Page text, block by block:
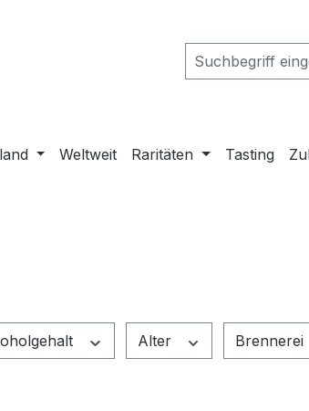
Weltweit Raritäten Tasting
Alter Brennerei